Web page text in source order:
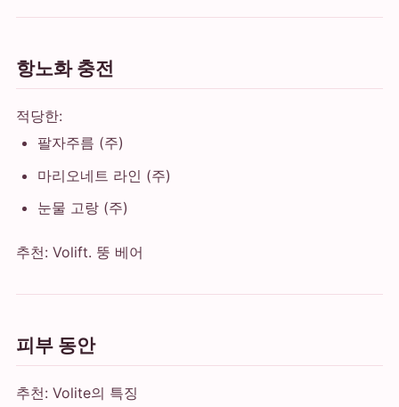
항노화 충전
적당한:
팔자주름 (주)
마리오네트 라인 (주)
눈물 고랑 (주)
추천: Volift. 뚱 베어
피부 동안
추천: Volite의 특징